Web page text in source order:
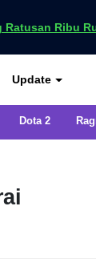
Ratusan Ribu
Update
Dota 2